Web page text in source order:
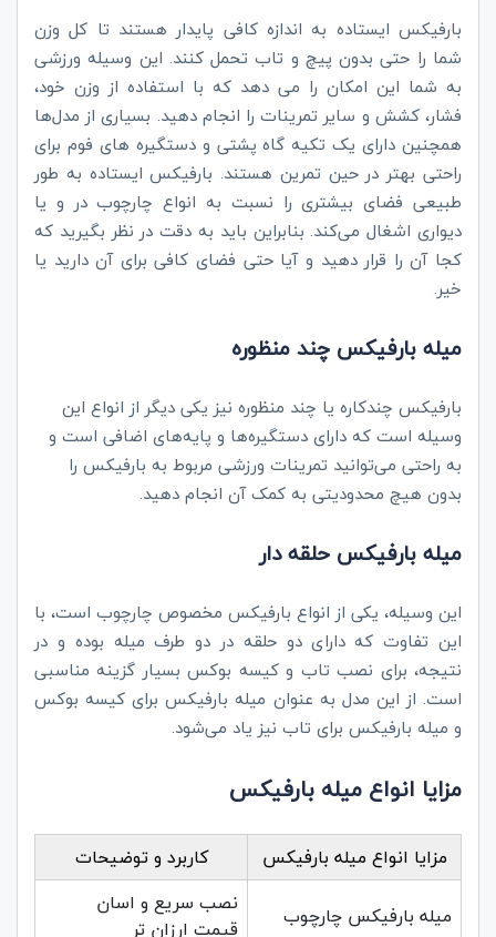
بارفیکس ایستاده به اندازه کافی پایدار هستند تا کل وزن
شما را حتی بدون پیچ و تاب تحمل کنند. این وسیله ورزشی
به شما این امکان را می دهد که با استفاده از وزن خود،
فشار، کشش و سایر تمرینات را انجام دهید. بسیاری از مدل‌ها
همچنین دارای یک تکیه گاه پشتی و دستگیره های فوم برای
راحتی بهتر در حین تمرین هستند. بارفیکس ایستاده به طور
طبیعی فضای بیشتری را نسبت به انواع چارچوب در و یا
دیواری اشغال می‌کند. بنابراین باید به دقت در نظر بگیرید که
کجا آن را قرار دهید و آیا حتی فضای کافی برای آن دارید یا
خیر.
میله بارفیکس چند منظوره
بارفیکس چندکاره یا چند منظوره نیز یکی دیگر از انواع این
وسیله است که دارای دستگیره‌ها و پایه‌های اضافی است و
به راحتی می‌توانید تمرینات ورزشی مربوط به بارفیکس را
بدون هیچ محدودیتی به کمک آن انجام دهید.
میله بارفیکس حلقه دار
این وسیله، یکی از انواع بارفیکس مخصوص چارچوب است، با
این تفاوت که دارای دو حلقه در دو طرف میله بوده و در
نتیجه، برای نصب تاب و کیسه بوکس بسیار گزینه مناسبی
است. از این مدل به عنوان میله بارفیکس برای کیسه بوکس
و میله بارفیکس برای تاب نیز یاد می‌شود.
مزایا انواع میله بارفیکس
مزایا انواع میله بارفیکس
کاربرد و توضیحات
میله بارفیکس چارچوب
نصب سریع و اسان
قیمت ارزان تر